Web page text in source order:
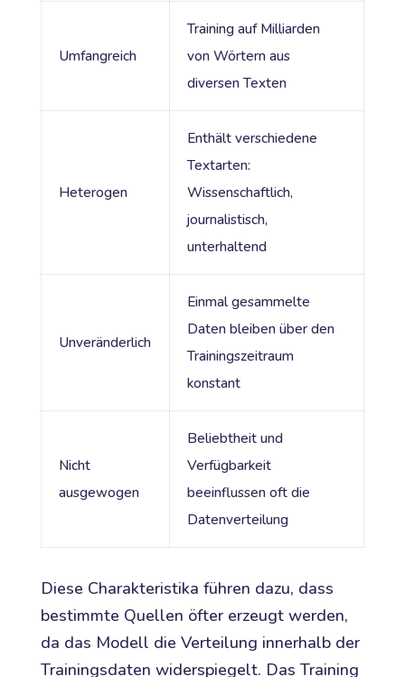
Umfangreich
Training auf Milliarden
von Wörtern aus
diversen Texten
Heterogen
Enthält verschiedene
Textarten:
Wissenschaftlich,
journalistisch,
unterhaltend
Unveränderlich
Einmal gesammelte
Daten bleiben über den
Trainingszeitraum
konstant
Nicht
ausgewogen
Beliebtheit und
Verfügbarkeit
beeinflussen oft die
Datenverteilung
Diese Charakteristika führen dazu, dass
bestimmte Quellen öfter erzeugt werden,
da das Modell die Verteilung innerhalb der
Trainingsdaten widerspiegelt. Das Training